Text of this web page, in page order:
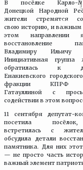
В посёлке Карло-
Донецкой Народной
жители стремятся
свою историю, и важным
этом направлении
восстановление
Владимиру Ильичу
Инициативная группа
обратилась к
Енакиевского
фракции КПРФ
Гатауллиной с
содействии в этом
11 сентября депутат-
посетила
встретилась с
обсудила детали
памятника. Для них
— не просто часть
важный элемент